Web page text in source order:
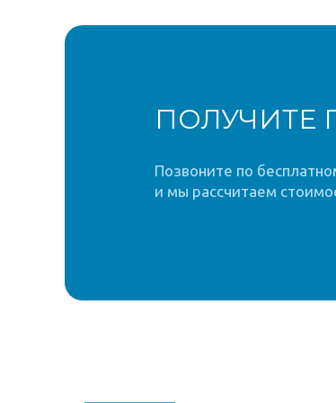
ПОЛУЧИТЕ
Позвоните по
и мы рассчитаем